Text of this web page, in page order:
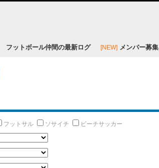
フットボール仲間の最新ログ [NEW] メンバー募集
フットサル ソサイチ ビーチサッカー